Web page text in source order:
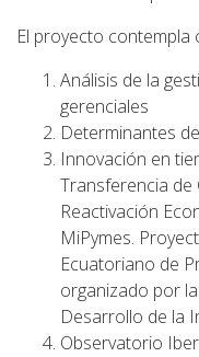
El proyecto contempla
Análisis de la
gerenciales
Determinantes
Innovación en
Transferencia de
Reactivación
MiPymes.
Ecuatoriano de
organizado por
Desarrollo de la
Observatorio